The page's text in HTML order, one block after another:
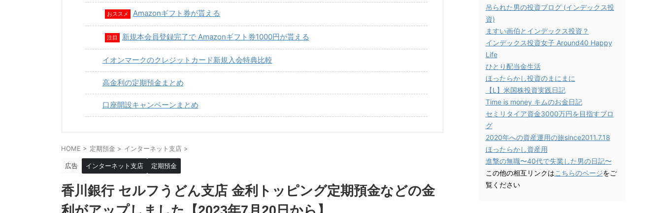
おススメ Amazonギフト券が貰える
注目 新規本会員登録完了で Amazonギフト券1000円が貰える
イオンマークのクレジットカード新規入会特典比較
高金利の定期預金まとめ
口座開設キャンペーンまとめ
HOME > 定期預金 > インターネット支店 >
広告 インターネット支店 定期預金
香川銀行 セルフうどん支店 金利トッピング定期預金などの金
吊られた男の投資ブログ (インデックス投
資)
ますい画伯とインデックス投資？
インデックス投資女子 Around40 Happy
Life
ひとり配当金生活
ほったらかし投資のまにまに
【L】米国株投資実践日記
Time is money キムのお金日記
セミリタイア資金3000万円を目指すブロ
グ
2020年への資産運用の旅since2011.7.18
ほったらかし資産用
進撃の無職〜40代で失業した男の日記〜
この他の相互リンクはこちらのページをご
覧ください